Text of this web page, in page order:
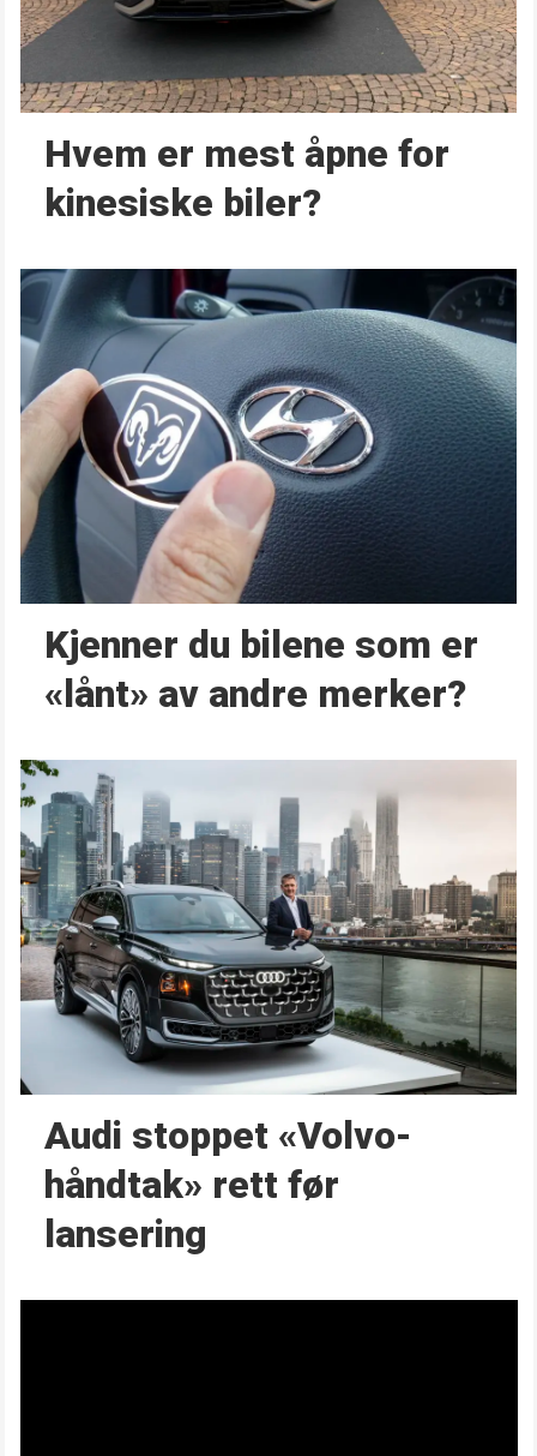
Hvem er mest åpne for
kinesiske biler?
Kjenner du bilene som er
«lånt» av andre merker?
Audi stoppet «Volvo-
håndtak» rett før
lansering